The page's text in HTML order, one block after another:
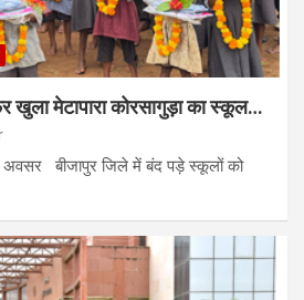
खुला मेटापारा कोरसागुड़ा का स्कूल…
अवसर बीजापुर जिले में बंद पड़े स्कूलों को